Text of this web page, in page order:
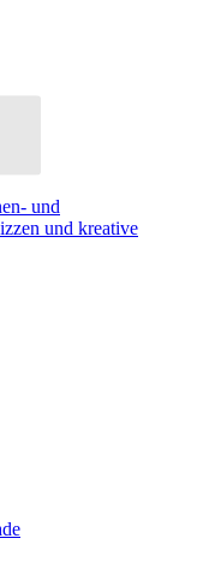
und
und kreative